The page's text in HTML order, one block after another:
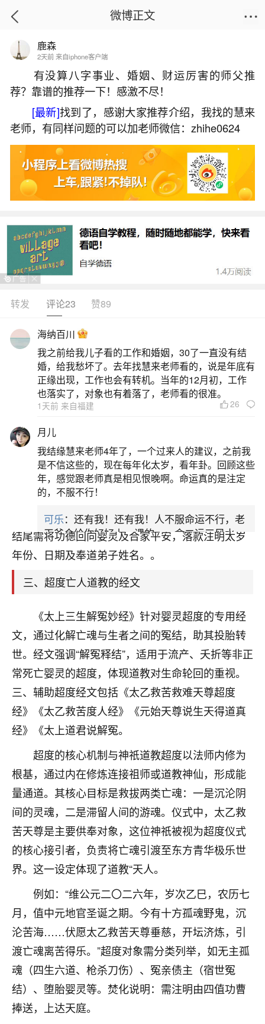
首页
太乙救苦天尊超度婴灵
2026-07-04 09:44:55 10 2 赞
生活中像太乙救苦天尊超度婴灵都是很常见的
问题，但是小问题不注意可能会引起大麻烦，下面
就这个问题给大家做一些解读：
一、道教超度什么做
登坛做法：净坛后开始超度法事。诵经：如
《太上洞玄灵宝救苦拔罪妙经》《元始天尊说丰都
灭罪经》等，女子还需加《太乙救苦天尊说拨度酆
钱。此外，道教超度需要牒城隍、申东岳、奏太
乙，要先查清户口，一层一层审批上报，再进行分
二、坠胎婴灵超度怎么写文书
正文需明确堕胎时间、地点及婴灵法名（如“妙
音”），陈述堕胎因缘与婴灵受苦现状，表达忏悔之
心。需详细列举供品（如香花灯水果、茶食宝珠
衣）及法事安排（如恭请高功法师诵经礼忏），祈
愿太乙救苦天尊接引婴灵往生东方青华长乐世界。
结尾需将功德回向婴灵及合家平安，落款注明太岁
年份、日期及奉道弟子姓名。。
三、超度亡人道教的经文
《太上三生解冤妙经》针对婴灵超度的专用经
文，通过化解亡魂与生者之间的冤结，助其投胎转
世。经文强调“解冤释结”，适用于流产、夭折等非正
常死亡婴灵的超度，体现道教对生命轮回的重视。
三、辅助超度经文包括《太乙救苦救难天尊超度
经》《太乙救苦度人经》《元始天尊说生天得道真
经》《太上道君说解冤。
超度的核心机制与神祇道教超度以法师内修为
根基，通过内在修炼连接祖师或道教神仙，形成能
量通道。其核心目标是救拔两类亡魂：一是沉沦阴
间的灵魂，二是滞留人间的游魂。仪式中，太乙救
苦天尊是主要供奉对象，这位神祇被视为超度仪式
的核心接引者，负责将亡魂引渡至东方青华极乐世
界。这一设定体现了道教“天人。
例如：“维公元二〇二六年，岁次乙巳，农历七
月，值中元地官圣诞之期。今有十方孤魂野鬼，沉
沦苦海……伏愿太乙救苦天尊垂慈，开坛济炼，引
渡亡魂离苦得乐。”超度对象需分类列举，如无主孤
魂（四生六道、枪杀刀伤）、冤亲债主（宿世冤
结）、堕胎婴灵等。焚化说明：需注明由四值功曹
捧送，上达天庭。
微博正文
鹿森
2天前 来自iphone客户端
有没算八字事业、婚姻、财运厉害的师父推
荐？靠谱的推荐一下！感激不尽！
[最新]找到了，感谢大家推荐介绍，我找的慧来
老师，有同样问题的可以加老师微信：zhihe0624
转发 评论23 赞89
海纳百川
我之前给我儿子看的工作和婚姻，30了一直没有结
婚，给我愁坏了。去年找慧来老师看的，说是年底有
正缘出现，工作也会有转机。当年的12月初，工作
也落实了，对象也有着落了，老师看的很准。
1天前 来自福建 26
月儿
我结缘慧来老师4年了，一个过来人的建议，之前我
是不信这些的，现在每年化太岁，看年卦。回顾这些
年，感觉跟老师真是相见恨晚啊。命运真的是注定
的，不服不行！
可乐：还有我！还有我！人不服命运不行，老
天爷会给你好好上一课的。一命二运三风水，
哪样不服都不行！
平安是福：我也是每年找老师化太岁，看年
卦，认识老师3年了，都是缘分啊！
心若莲花
我是做餐饮的，这两年，生意屡屡受挫，店开一家关
一家，要么生意不好，生意好的就出事。前些年攒的
家底快败光了，真是倒霉！我也想找人看看到底怎么
回事？
鹿森：你可以找老师看看，人有时不服命不行
啊！
是我从找店开始都是找慧来老师跟进的，选
址、风水、还有开业日子，哪哪都看了，虽然
大环境不好，但是我家生意还可以，前几天又
刚找老师做了补财库，希望财运更好一点！
2小时前 来自海南 18
梦醒时分
我女儿高二叛逆，大半年不上学，一说她就要死要活
的，把我们两口子愁的不行，朋友给我推荐的慧来老
师，一开始我是病急乱投医，这半年来，法事一个个
做完，我女儿跟变了个人一样，不期望她能考多好的
大学，只要能安安稳稳的把书读了，身体心理都健健
康康的我就很知足了！
鹿森：可怜天下父母心啊！
3小时前 来自河北 16